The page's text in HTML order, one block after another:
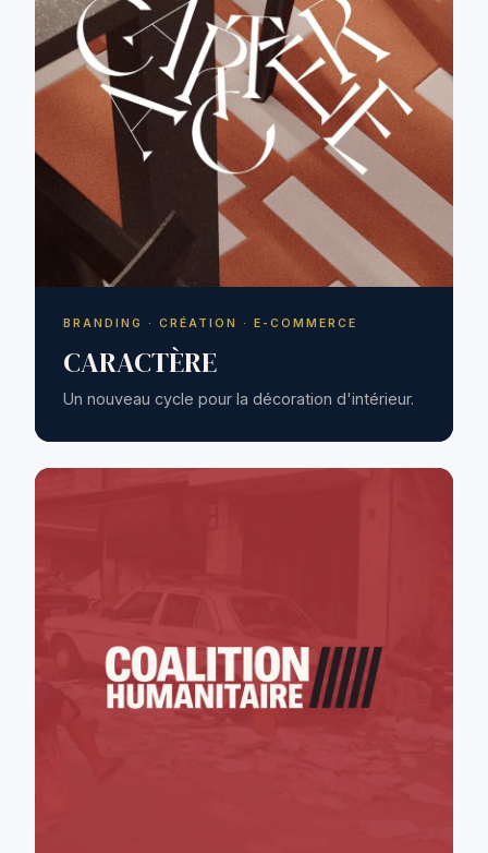
BRANDING · CRÉATION · E-COMMERCE
CARACTÈRE
Un nouveau cycle pour la décoration d'intérieur.